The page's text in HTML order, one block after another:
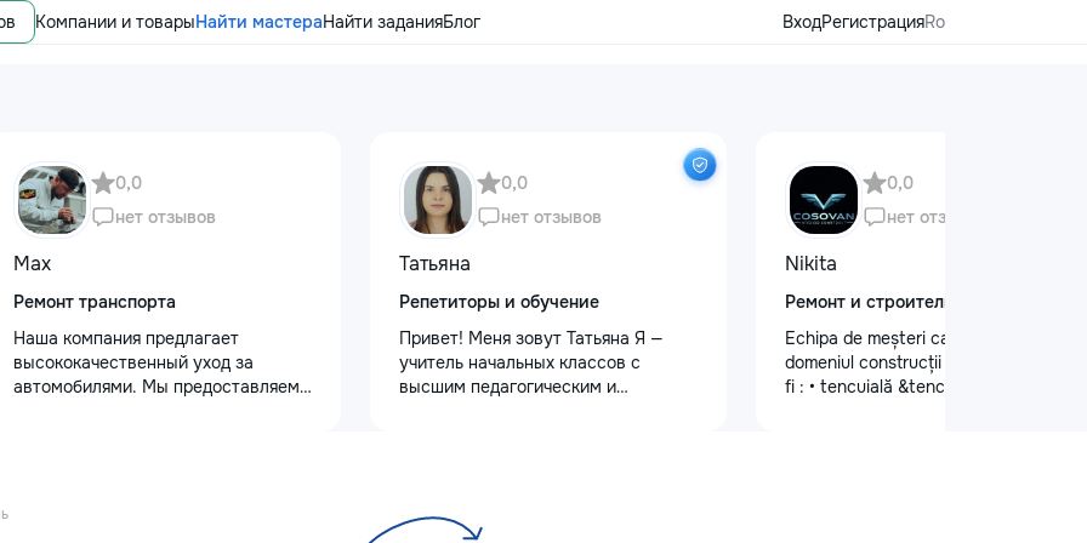
Компании и товарыНайти мастераНайти заданияБлог ВходРегистрацияRo
0,0
нет отзывов
Max
Ремонт транспорта
Наша компания предлагает
высококачественный уход за
автомобилями. Мы предоставляем
0,0
нет отзывов
Татьяна
Репетиторы и обучение
Привет! Меня зовут Татьяна Я —
учитель начальных классов с
высшим педагогическим и
✨ развитие речи и логического
0,0
нет отзывов
Nikita
Ремонт и строительство
Echipa de meșteri calificați în
domeniul construcții și finisaje cum ar
fi : • tencuială &tencuială mecanizată